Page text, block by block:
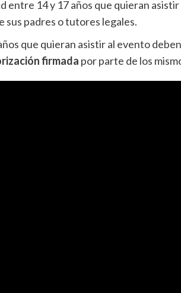
entre 14 y 17 años que quieran
sus padres o tutores legales.
que quieran asistir al evento
firmada por parte de los